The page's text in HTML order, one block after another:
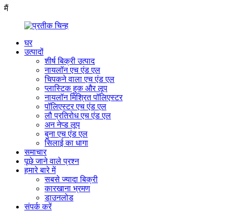
मैं
घर
उत्पादों
शीर्ष बिक्री उत्पाद
नायलॉन एच एंड एल
चिपकने वाला एच एंड एल
प्लास्टिक हुक और लूप
नायलॉन मिश्रित पॉलिएस्टर
पॉलिएस्टर एच एंड एल
लौ प्रतिरोध एच एंड एल
अन नेप्ड लूप
बुना एच एंड एल
सिलाई का धागा
समाचार
पूछे जाने वाले प्रश्न
हमारे बारे में
सबसे ज्यादा बिक्री
कारखाना भ्रमण
डाउनलोड
संपर्क करें